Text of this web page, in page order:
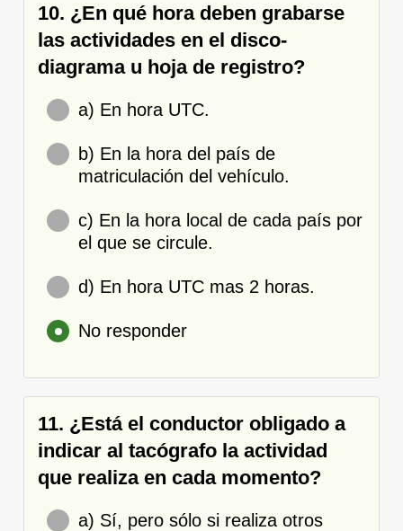
10. ¿En qué hora deben grabarse
las actividades en el disco-
diagrama u hoja de registro?
a) En hora UTC.
b) En la hora del país de
matriculación del vehículo.
c) En la hora local de cada país por
el que se circule.
d) En hora UTC mas 2 horas.
No responder
11. ¿Está el conductor obligado a
indicar al tacógrafo la actividad
que realiza en cada momento?
a) Sí, pero sólo si realiza otros